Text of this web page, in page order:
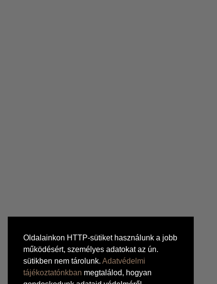
Oldalainkon HTTP-sütiket használunk a jobb
működésért, személyes adatokat az ún.
sütikben nem tárolunk. Adatvédelmi
tájékoztatónkban megtalálod, hogyan